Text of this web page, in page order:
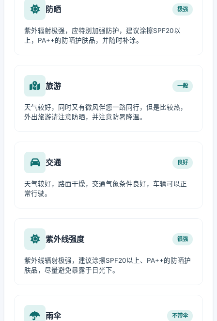
防晒 极强
紫外辐射极强，应特别加强防护，建议涂擦SPF20以
上，PA++的防晒护肤品，并随时补涂。
旅游 一般
天气较好，同时又有微风伴您一路同行，但是比较热，
外出旅游请注意防晒，并注意防暑降温。
交通 良好
天气较好，路面干燥，交通气象条件良好，车辆可以正
常行驶。
紫外线强度 很强
紫外线辐射极强，建议涂擦SPF20以上、PA++的防晒护
肤品，尽量避免暴露于日光下。
雨伞 不带伞